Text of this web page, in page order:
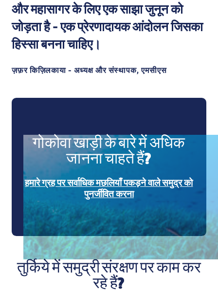
और महासागर के लिए एक साझा जुनून को
जोड़ता है - एक प्रेरणादायक आंदोलन जिसका
हिस्सा बनना चाहिए।
ज़फ़र किज़िलकाया - अध्यक्ष और संस्थापक, एमसीएस
गोकोवा खाड़ी के बारे में अधिक
जानना चाहते हैं?
हमारे ग्रह पर सर्वाधिक मछलियाँ पकड़ने वाले समुद्र को
पुनर्जीवित करना
तुर्किये में समुद्री संरक्षण पर काम कर
रहे हैं?